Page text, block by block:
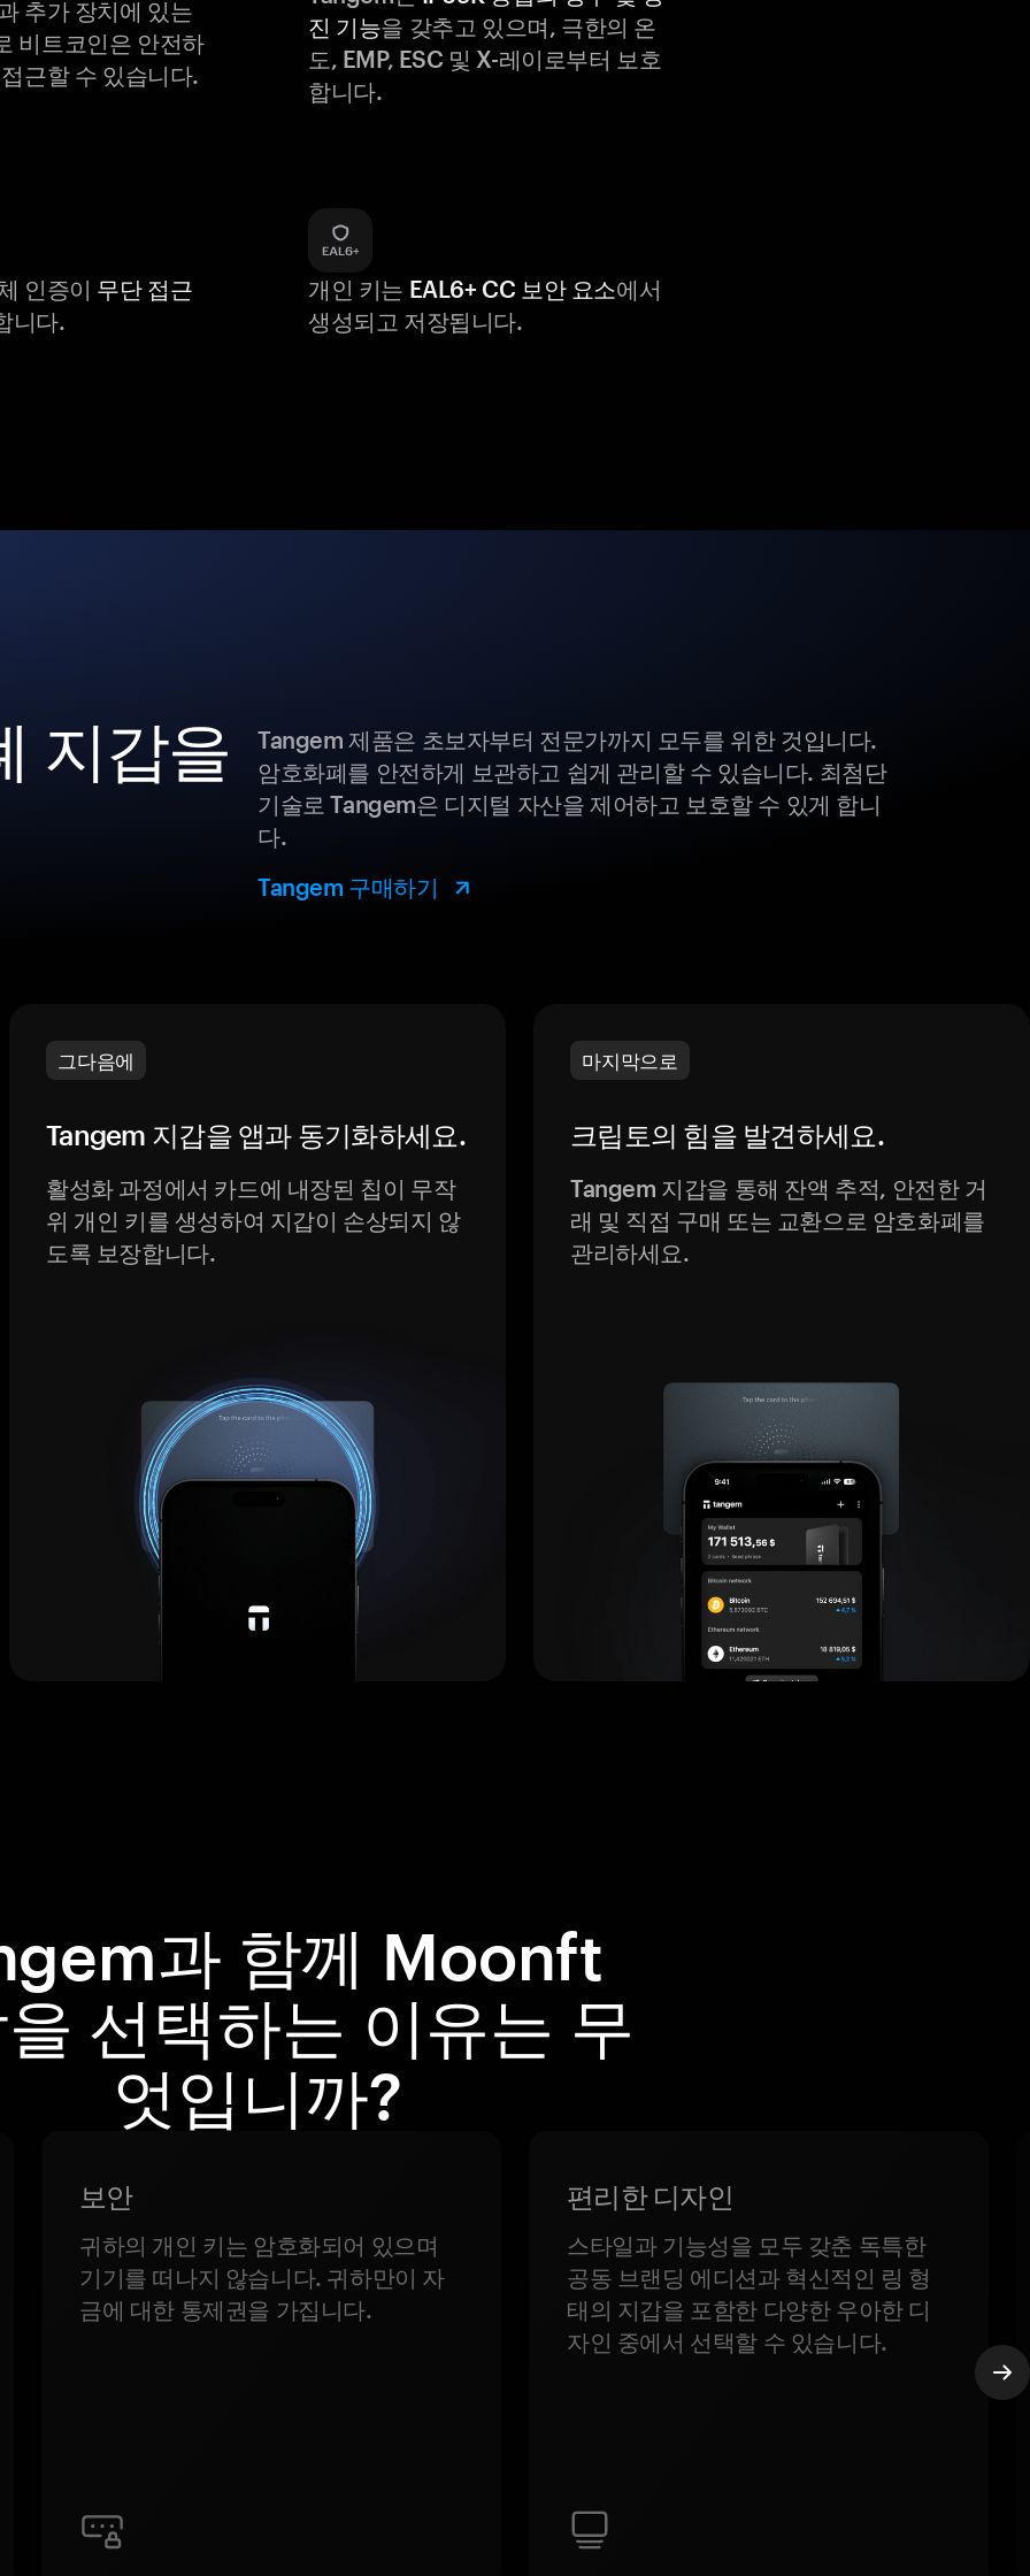
추가 장치에 있는
비트코인은 안전하
근할 수 있습니다.
진 기능을 갖추고 있으며, 극한의 온
도, EMP, ESC 및 X-레이로부터 보호
합니다.
인증이 무단 접근
니다.
개인 키는 EAL6+ CC 보안 요소에서
생성되고 저장됩니다.
지갑을
Tangem 제품은 초보자부터 전문가까지 모두를 위한 것입니다.
암호화폐를 안전하게 보관하고 쉽게 관리할 수 있습니다. 최첨단
기술로 Tangem은 디지털 자산을 제어하고 보호할 수 있게 합니
다.
Tangem 구매하기
그다음에
Tangem 지갑을 앱과 동기화하세요.
활성화 과정에서 카드에 내장된 칩이 무작
위 개인 키를 생성하여 지갑이 손상되지 않
도록 보장합니다.
마지막으로
크립토의 힘을 발견하세요.
Tangem 지갑을 통해 잔액 추적, 안전한 거
래 및 직접 구매 또는 교환으로 암호화폐를
관리하세요.
과 함께 Moonft
선택하는 이유는 무
엇입니까?
보안
귀하의 개인 키는 암호화되어 있으며
기기를 떠나지 않습니다. 귀하만이 자
금에 대한 통제권을 가집니다.
편리한 디자인
스타일과 기능성을 모두 갖춘 독특한
공동 브랜딩 에디션과 혁신적인 링 형
태의 지갑을 포함한 다양한 우아한 디
자인 중에서 선택할 수 있습니다.